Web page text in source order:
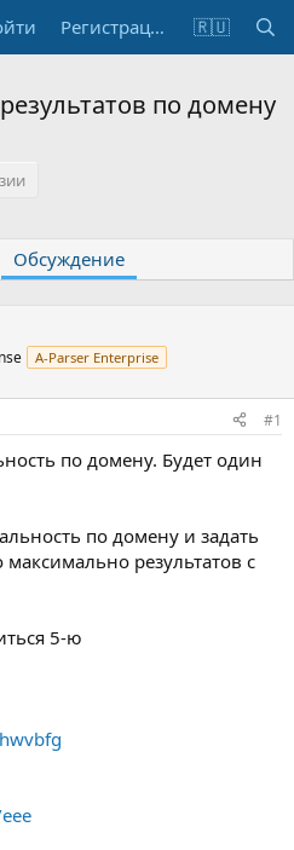
Регистрация 🇷🇺
по домену
Обсуждение
A-Parser Enterprise
#1
по домену. Будет один
по домену и задать
результатов с
5-ю